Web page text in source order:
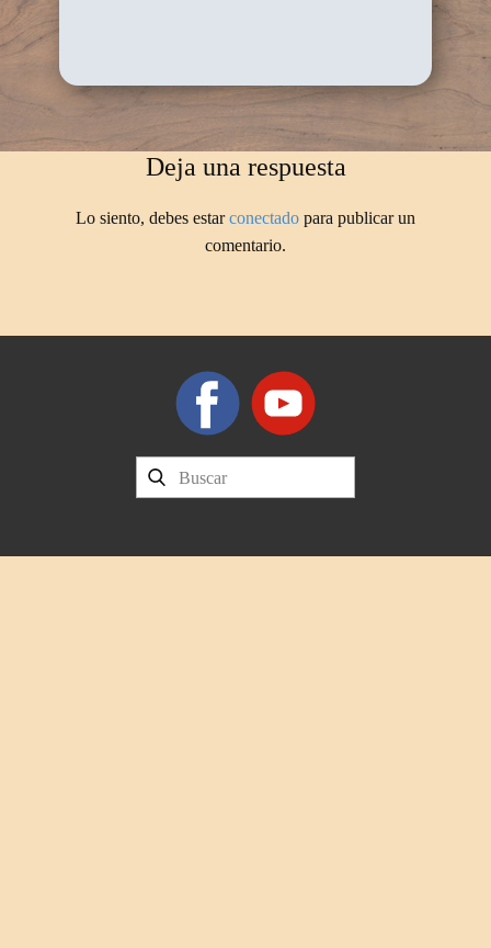
Deja una respuesta
Lo siento, debes estarconectado para publicar un
comentario.